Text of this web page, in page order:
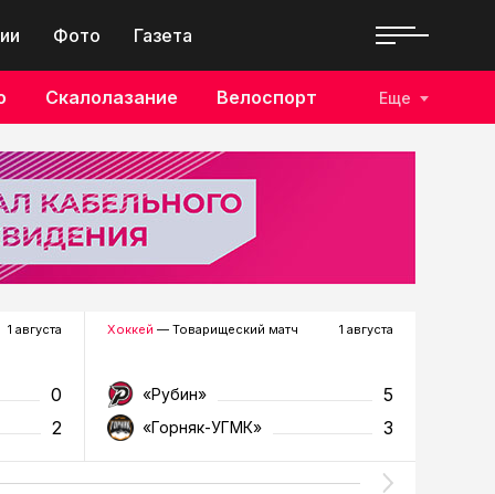
Фото Газета
Скалолазание Велоспорт Еще
1 августа
0
2
Хоккей — Товарищеский матч 1 августа
«Рубин» 5
«Горняк-УГМК» 3